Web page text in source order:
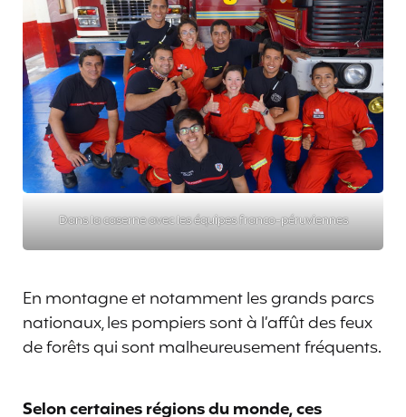
Dans la caserne avec les équipes franco-péruviennes
En montagne et notamment les grands parcs
nationaux, les pompiers sont à l’affût des feux
de forêts qui sont malheureusement fréquents.
Selon certaines régions du monde, ces